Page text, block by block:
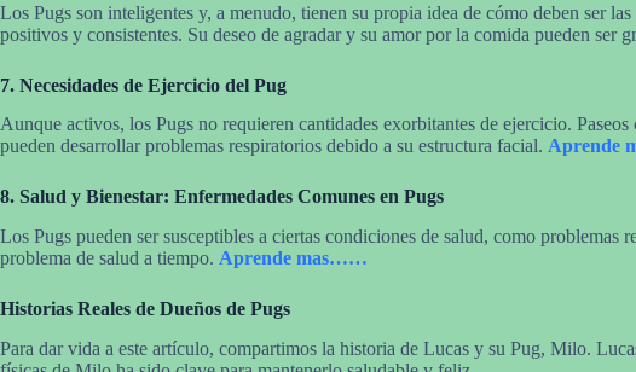
Los Pugs son inteligentes y, a menudo, tienen su propia idea de cómo deben ser
positivos y consistentes. Su deseo de agradar y su amor por la comida pueden ser
7. Necesidades de Ejercicio del Pug
Aunque activos, los Pugs no requieren cantidades exorbitantes de ejercicio.
pueden desarrollar problemas respiratorios debido a su estructura facial. Aprende
8. Salud y Bienestar: Enfermedades Comunes en Pugs
Los Pugs pueden ser susceptibles a ciertas condiciones de salud, como
problema de salud a tiempo. Aprende mas……
Historias Reales de Dueños de Pugs
Para dar vida a este artículo, compartimos la historia de Lucas y su Pug, Milo.